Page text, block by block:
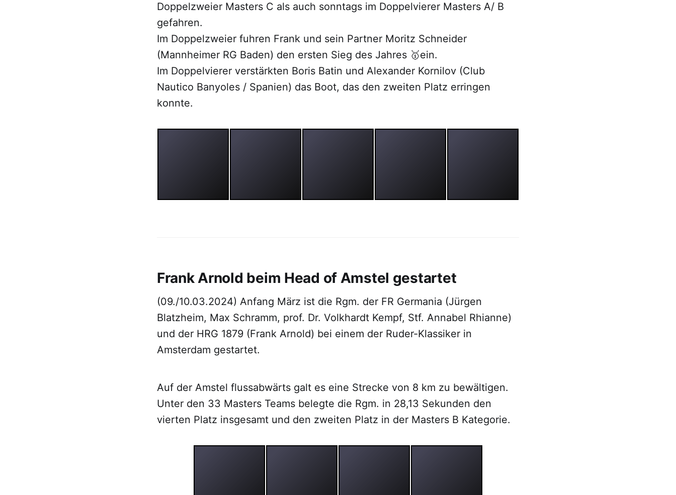
Doppelzweier Masters C als auch sonntags im Doppelvierer Masters A/ B
gefahren.
Im Doppelzweier fuhren Frank und sein Partner Moritz Schneider
(Mannheimer RG Baden) den ersten Sieg des Jahres 🥇ein.
Im Doppelvierer verstärkten Boris Batin und Alexander Kornilov (Club
Nautico Banyoles / Spanien) das Boot, das den zweiten Platz erringen
konnte.
Frank Arnold beim Head of Amstel gestartet
(09./10.03.2024) Anfang März ist die Rgm. der FR Germania (Jürgen
Blatzheim, Max Schramm, prof. Dr. Volkhardt Kempf, Stf. Annabel Rhianne)
und der HRG 1879 (Frank Arnold) bei einem der Ruder-Klassiker in
Amsterdam gestartet.
Auf der Amstel flussabwärts galt es eine Strecke von 8 km zu bewältigen.
Unter den 33 Masters Teams belegte die Rgm. in 28,13 Sekunden den
vierten Platz insgesamt und den zweiten Platz in der Masters B Kategorie.